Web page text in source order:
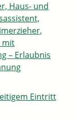
Haus- und
mit
– Erlaubnis
Eintritt